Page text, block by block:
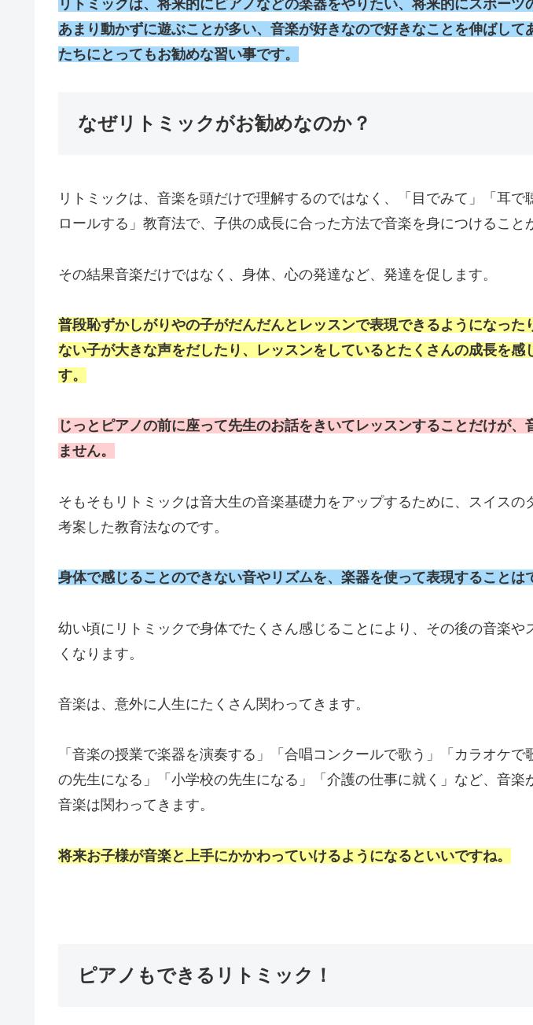
リトミックは、将来的にピアノなどの楽器をやりたい、将来的にスポーツ
あまり動かずに遊ぶことが多い、音楽が好きなので好きなことを伸ばして
たちにとってもお勧めな習い事です。
なぜリトミックがお勧めなのか？
リトミックは、音楽を頭だけで理解するのではなく、「目でみて」「耳で
ロールする」教育法で、子供の成長に合った方法で音楽を身につけること
その結果音楽だけではなく、身体、心の発達など、発達を促します。
普段恥ずかしがりやの子がだんだんとレッスンで表現できるようになった
ない子が大きな声をだしたり、レッスンをしているとたくさんの成長を感
す。
じっとピアノの前に座って先生のお話をきいてレッスンすることだけが、
ません。
そもそもリトミックは音大生の音楽基礎力をアップするために、スイスの
考案した教育法なのです。
身体で感じることのできない音やリズムを、楽器を使って表現することは
幼い頃にリトミックで身体でたくさん感じることにより、その後の音楽や
くなります。
音楽は、意外に人生にたくさん関わってきます。
「音楽の授業で楽器を演奏する」「合唱コンクールで歌う」「カラオケで
の先生になる」「小学校の先生になる」「介護の仕事に就く」など、音楽
音楽は関わってきます。
将来お子様が音楽と上手にかかわっていけるようになるといいですね。
ピアノもできるリトミック！